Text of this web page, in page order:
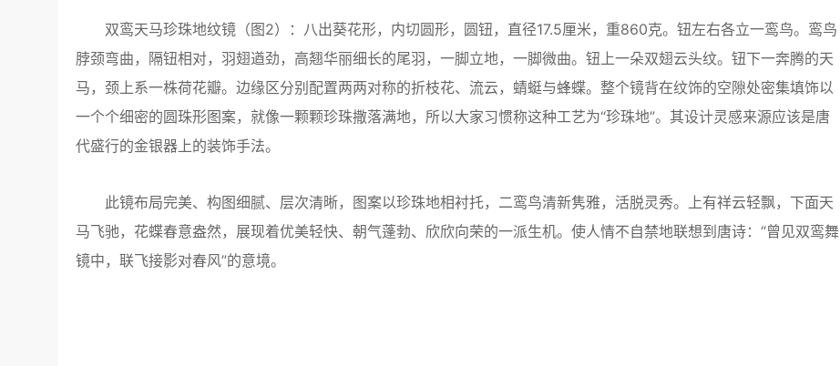
双鸾天马珍珠地纹镜（图2）：八出葵花形，内切圆形，圆钮，直径17.5厘米，重860克。钮左右各立一鸾鸟。鸾鸟
脖颈弯曲，隔钮相对，羽翅遒劲，高翘华丽细长的尾羽，一脚立地，一脚微曲。钮上一朵双翅云头纹。钮下一奔腾的天
马，颈上系一株荷花瓣。边缘区分别配置两两对称的折枝花、流云，蜻蜓与蜂蝶。整个镜背在纹饰的空隙处密集填饰以
一个个细密的圆珠形图案，就像一颗颗珍珠撒落满地，所以大家习惯称这种工艺为“珍珠地”。其设计灵感来源应该是唐
代盛行的金银器上的装饰手法。
此镜布局完美、构图细腻、层次清晰，图案以珍珠地相衬托，二鸾鸟清新隽雅，活脱灵秀。上有祥云轻飘，下面天
马飞驰，花蝶春意盎然，展现着优美轻快、朝气蓬勃、欣欣向荣的一派生机。使人情不自禁地联想到唐诗：“曾见双鸾舞
镜中，联飞接影对春风”的意境。